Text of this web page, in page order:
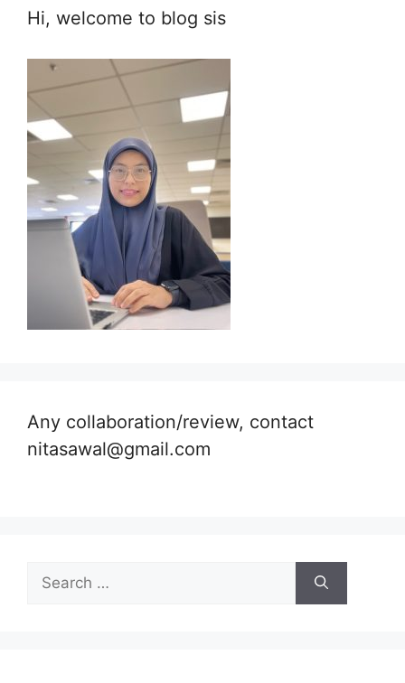
Hi, welcome to blog sis
Any collaboration/review, contact
nitasawal@gmail.com
Search
for: